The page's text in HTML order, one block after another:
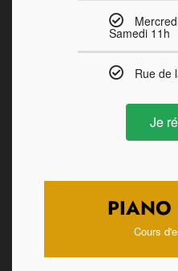
Samedi 11h
Rue de
Je
PIANO
Cours